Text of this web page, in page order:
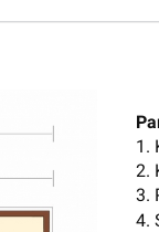
1.
2.
3.
4.